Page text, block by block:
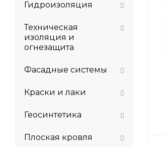
Гидроизоляция
Техническая
изоляция и
огнезащита
Фасадные системы
Краски и лаки
Геосинтетика
Плоская кровля